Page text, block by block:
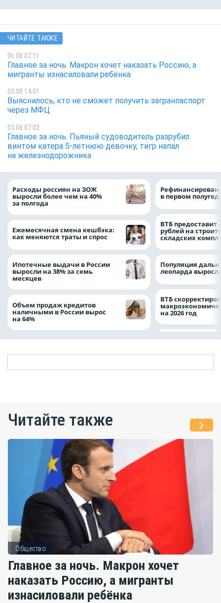
ЧИТАЙТЕ ТАКЖЕ
06.08 07:11
Главное за ночь. Макрон хочет наказать Россию, а
мигранты изнасиловали ребёнка
05.08 14:01
Выяснилось, кто не сможет получить загранпаспорт
через МФЦ
03.08 07:02
Главное за ночь. Пьяный судоводитель разрубил
винтом катера 5-летнюю девочку, тигр напал
на железнодорожника
Расходы россиян на ЗОЖ
выросли более чем на 40%
за полгода
Ежемесячная смена кешбэка:
как меняются траты и спрос
Ипотечные выдачи в России
выросли на 38% за семь
месяцев
Объем продаж кредитов
наличными в России вырос
на 64%
в первом
ВТБ предоставит
рублей на
складских
Популяция
леопарда
ВТБ
на 2026 год
Читайте также
Общество
Главное за ночь. Макрон хочет
наказать Россию, а мигранты
изнасиловали ребёнка